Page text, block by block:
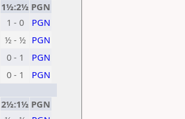
1½:2½ PGN
1 - 0
PGN
½ - ½ PGN
0 - 1
PGN
0 - 1
PGN
2½:1½ PGN